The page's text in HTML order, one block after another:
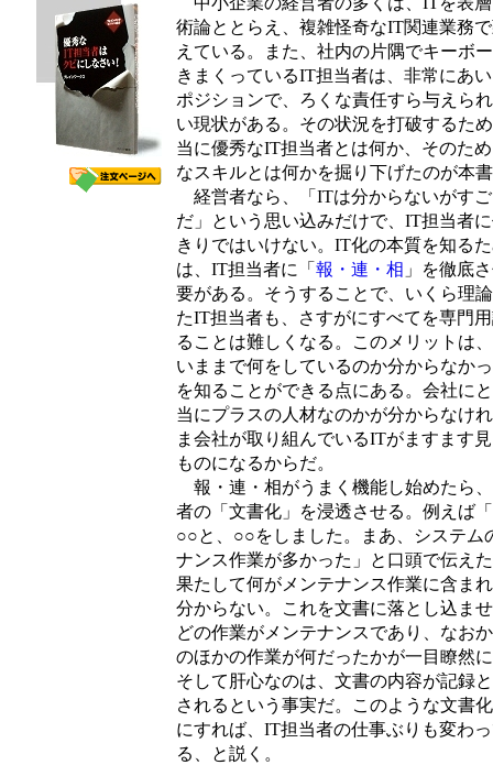
術論ととらえ、複雑怪奇なIT関連業務
えている。また、社内の片隅でキーボ
きまくっているIT担当者は、非常にあ
ポジションで、ろくな責任すら与えら
い現状がある。その状況を打破するた
当に優秀なIT担当者とは何か、そのた
なスキルとは何かを掘り下げたのが本
経営者なら、「ITは分からないがす
だ」という思い込みだけで、IT担当者
きりではいけない。IT化の本質を知る
は、IT担当者に「 報・連・相 」を徹底
要がある。そうすることで、いくら理
たIT担当者も、さすがにすべてを専門
ることは難しくなる。このメリットは
いままで何をしているのか分からなか
を知ることができる点にある。会社に
当にプラスの人材なのかが分からなけ
ま会社が取り組んでいるITがますます
ものになるからだ。
報・連・相がうまく機能し始めたら
者の「文書化」を浸透させる。例えば
○○と、○○をしました。まあ、システム
ナンス作業が多かった」と口頭で伝え
果たして何がメンテナンス作業に含ま
分からない。これを文書に落とし込ま
どの作業がメンテナンスであり、なお
のほかの作業が何だったかが一目瞭然
そして肝心なのは、文書の内容が記録
されるという事実だ。このような文書
にすれば、IT担当者の仕事ぶりも変わ
る、と説く。